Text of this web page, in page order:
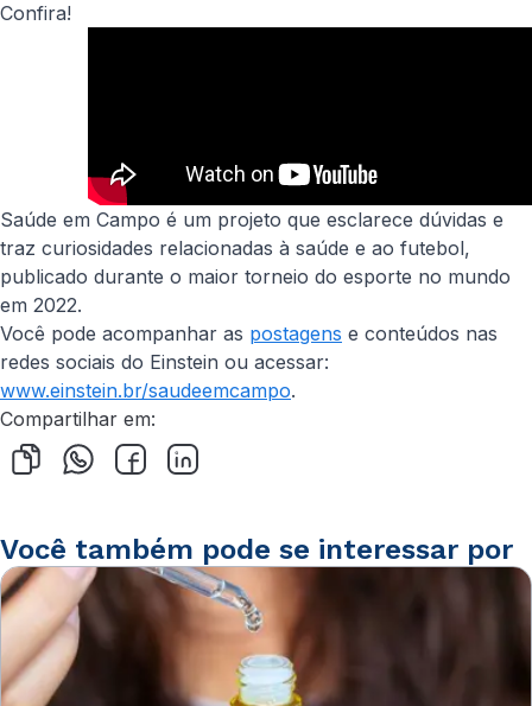
Confira!
Saúde em Campo é um projeto que esclarece dúvidas e
traz curiosidades relacionadas à saúde e ao futebol,
publicado durante o maior torneio do esporte no mundo
em 2022.
Você pode acompanhar as postagens e conteúdos nas
redes sociais do Einstein ou acessar:
www.einstein.br/saudeemcampo.
Compartilhar em:
Você também pode se interessar por